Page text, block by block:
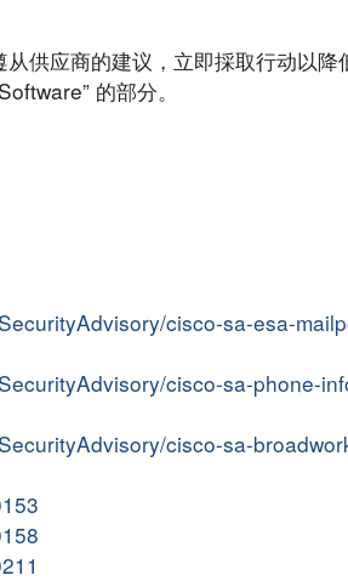
供应商的建议，立即採取行动以降
的部分。
cisco-sa-esa-
cisco-sa-phone-
cisco-sa-